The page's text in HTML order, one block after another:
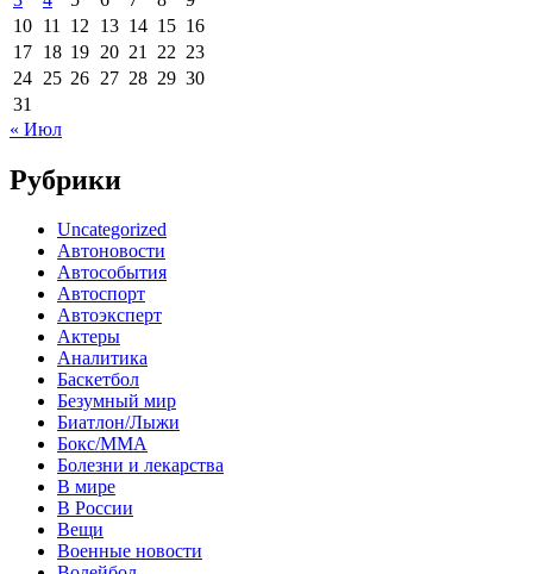
10 11 12 13 14 15 16
17 18 19 20 21 22 23
24 25 26 27 28 29 30
31
« Июл
Рубрики
Uncategorized
Автоновости
Автособытия
Автоспорт
Автоэксперт
Актеры
Аналитика
Баскетбол
Безумный мир
Биатлон/Лыжи
Бокс/MMA
Болезни и лекарства
В мире
В России
Вещи
Военные новости